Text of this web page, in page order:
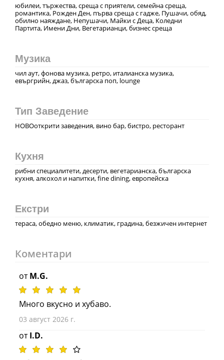
юбилеи, тържества, среща с приятели, семейна среща,
романтика, Рожден Ден, първа среща с гадже, Пушачи, обяд,
обилно наяждане, Непушачи, Майки с Деца, Коледни
Партита, Имени Дни, Вегетарианци, бизнес среща
Музика
чил аут, фонова музика, ретро, италианска музика,
евъргрийн, джаз, българска поп, lounge
Тип Заведение
НОВОоткрити заведения, вино бар, бистро, ресторант
Кухня
рибни специалитети, десерти, вегeтарианска, българска
кухня, алкохол и напитки, fine dining, европейска
Екстри
тераса, обедно меню, климатик, градина, безжичен интернет
Коментари
отM.G.
Много вкусно и хубаво.
03 август 2026 г.
отI.D.